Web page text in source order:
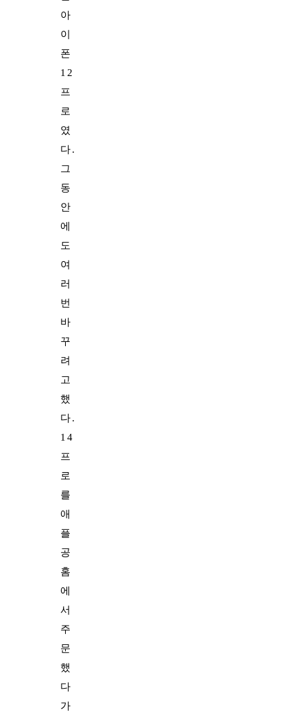
아
이
폰
12
프
로
였
다.
그
동
안
에
도
여
러
번
바
꾸
려
고
했
다.
14
프
로
를
애
플
공
홈
에
서
주
문
했
다
가